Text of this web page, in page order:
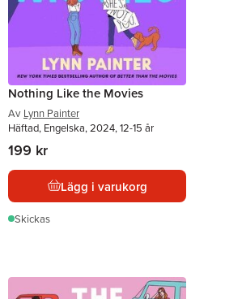
Nothing Like the Movies
Av Lynn Painter
Häftad, Engelska, 2024, 12-15 år
199 kr
Lägg i varukorg
Skickas